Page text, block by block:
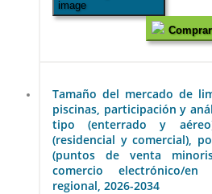
Tamaño del mercado de
piscinas, participación y
tipo (enterrado y
(residencial y comercial),
(puntos de venta
comercio electrónico/
regional, 2026-2034